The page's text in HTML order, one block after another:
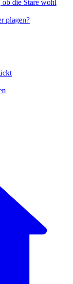
ob die Stare wohl
plagen?